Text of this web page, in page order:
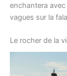
enchantera
vagues sur la
Le rocher de la